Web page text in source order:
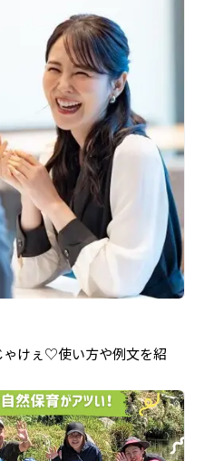
ゃけぇ♡使い方や例文を紹